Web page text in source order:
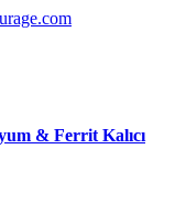
& Ferrit Kalıcı